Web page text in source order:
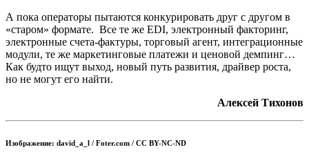
А пока операторы пытаются конкурировать друг с другом в
«старом» формате. Все те же EDI, электронный факторинг,
электронные счета-фактуры, торговый агент, интеграционные
модули, те же маркетинговые платежи и ценовой демпинг…
Как будто ищут выход, новый путь развития, драйвер роста,
но не могут его найти.
Алексей Тихонов
Изображение: david_a_l / Foter.com / CC BY-NC-ND